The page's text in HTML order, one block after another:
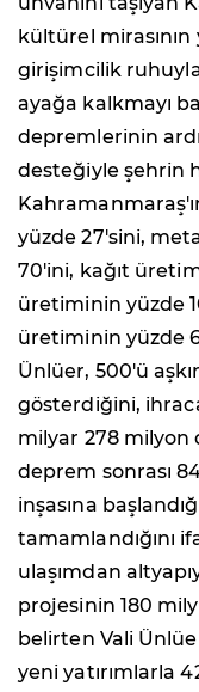
kültürel mirasının
girişimcilik
ayağa kalkmayı
depremlerinin
desteğiyle şehrin
yüzde 27'sini,
70'ini, kağıt
üretiminin yüzde
üretiminin yüzde
Ünlüer, 500'ü
gösterdiğini,
milyar 278 milyon
deprem sonrası
inşasına
tamamlandığını
ulaşımdan
projesinin 180
belirten Vali
yeni yatırımlarla